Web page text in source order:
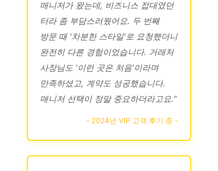
매니저가 왔는데, 비즈니스 접대였던
터라 좀 부담스러웠어요. 두 번째
방문 때 '차분한 스타일'로 요청했더니
완전히 다른 경험이었습니다. 거래처
사장님도 '이런 곳은 처음'이라며
만족하셨고, 계약도 성공했습니다.
매니저 선택이 정말 중요하더라고요."
- 2024년 VIP 고객 후기 중 -